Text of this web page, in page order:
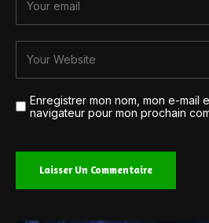
Enregistrer mon nom, mon e-mail
navigateur pour mon prochain